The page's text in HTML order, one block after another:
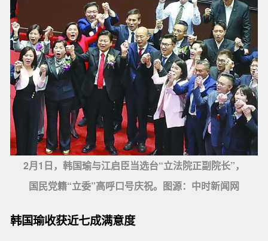
2月1日，韩国瑜与江启臣当选台“立法院正副院长”，
国民党籍“立委”高呼口号庆祝。图源：中时新闻网
韩国瑜收获近七成满意度